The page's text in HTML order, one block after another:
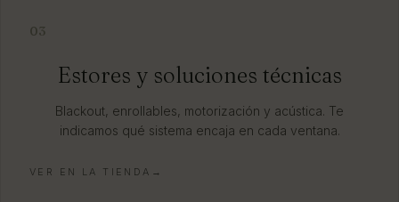
03
Estores y soluciones técnicas
Blackout, enrollables, motorización y acústica. Te
indicamos qué sistema encaja en cada ventana.
VER EN LA TIENDA→